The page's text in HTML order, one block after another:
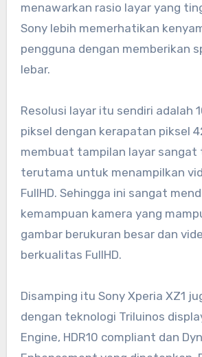
menawarkan rasio layar yang
Sony lebih memerhatikan
pengguna dengan memberikan
lebar.
Resolusi layar itu sendiri adalah
piksel dengan kerapatan piksel
membuat tampilan layar sangat
terutama untuk menampilkan
FullHD. Sehingga ini sangat
kemampuan kamera yang
gambar berukuran besar dan
berkualitas FullHD.
Disamping itu Sony Xperia XZ1
dengan teknologi Triluinos
Engine, HDR10 compliant dan